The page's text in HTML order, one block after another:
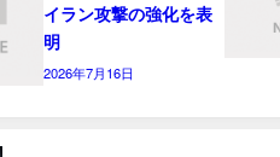
イラン攻撃の強化を表
明
2026年7月16日